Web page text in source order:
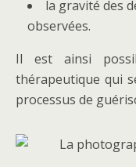
la gravité des
observées.
Il est ainsi
thérapeutique qui
processus de